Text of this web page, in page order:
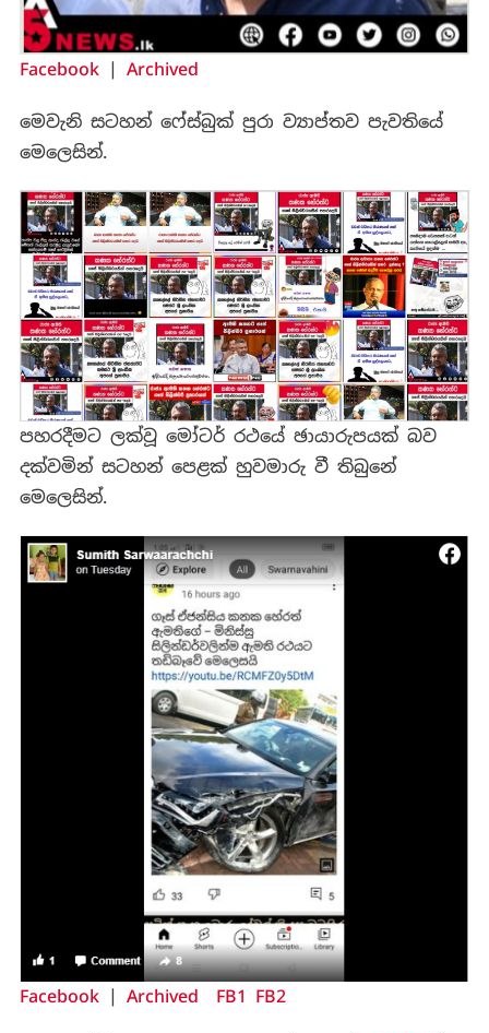
Facebook| Archived
මෙවැනි සටහන් ෆේස්බුක් පුරා ව්‍යාප්තව පැවතියේ
මෙලෙසින්.
පහරදීමට ලක්වූ මෝටර් රථයේ ඡායාරුපයක් බව
දක්වමින් සටහන් පෙළක් හුවමාරු වී තිබුනේ
මෙලෙසින්.
Facebook| Archived FB1 FB2